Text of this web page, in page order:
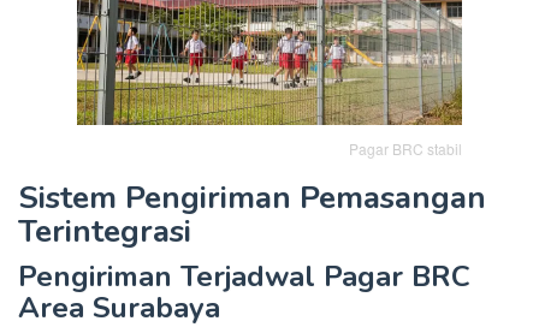
Pagar BRC stabil
Sistem Pengiriman Pemasangan
Terintegrasi
Pengiriman Terjadwal Pagar BRC
Area Surabaya